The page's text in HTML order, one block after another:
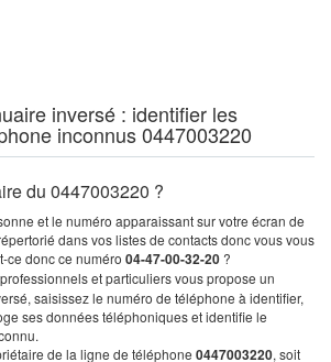
inversé : identifier les
inconnus 0447003220
du 0447003220 ?
et le numéro apparaissant sur votre écran de
dans vos listes de contacts donc vous vous
ce donc ce numéro 04-47-00-32-20 ?
et particuliers vous propose un
saisissez le numéro de téléphone à identifier,
ses données téléphoniques et identifie le
de la ligne de téléphone 0447003220, soit